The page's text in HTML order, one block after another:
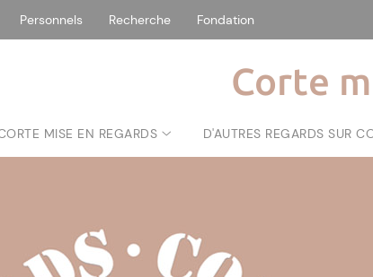
Personnels Recherche Fondation
Corte
MISE EN REGARDS D'AUTRES REGARDS SUR